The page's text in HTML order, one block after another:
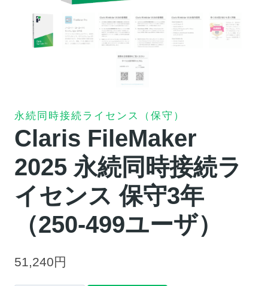
永続同時接続ライセンス（保守）
Claris FileMaker
2025 永続同時接続ラ
イセンス 保守3年
（250-499ユーザ）
51,240円